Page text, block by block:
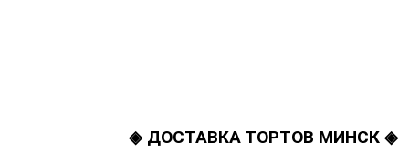
◈ ДОСТАВКА ТОРТОВ МИНСК ◈